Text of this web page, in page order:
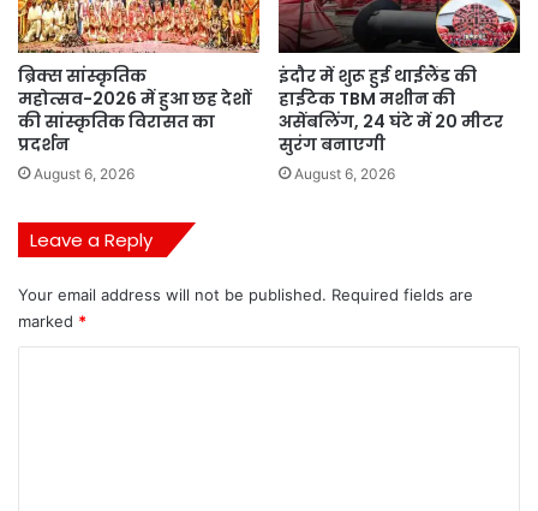
ब्रिक्स सांस्कृतिक
महोत्सव-2026 में हुआ छह देशों
की सांस्कृतिक विरासत का
प्रदर्शन
August 6, 2026
इंदौर में शुरू हुई थाईलैंड की
हाईटेक TBM मशीन की
असेंबलिंग, 24 घंटे में 20 मीटर
सुरंग बनाएगी
August 6, 2026
Leave a Reply
Your email address will not be published. Required fields are
marked *